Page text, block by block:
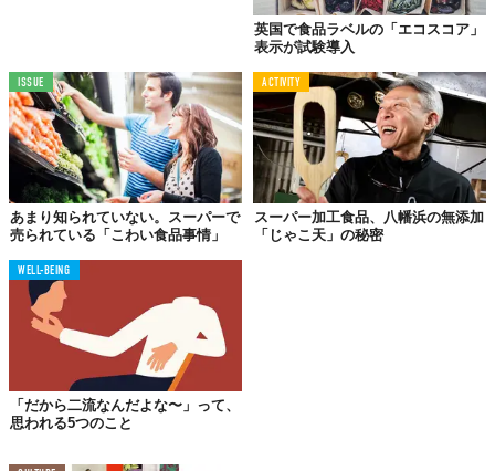
ジョージ国際保健研究所（George Institute for Global Health）
が、オーストラリアの主要スーパーマーケットで販売されている2
万7000点以上のパッケージ食品を調査しました。その結果、全体
の約4割に及ぶ製品が、サステナビリティや健康に関連する何らか
の主張をラベルに記載していることが判明しました。
法的定義の欠如による「意味のない」ラベル
研究チームのAlexandra Jones氏は、これらの表示の多くが独立し
た第三者機関による認証を受けておらず、メーカーの自己申告に
基づいている点を強く指摘しています。特に「ナチュラル（自
然）」という言葉には厳密な法的定義が存在しないことが多く、
消費者の健康志向を逆手に取ったマーケティング用語として機能
しているのが現状です。
環境配慮を謳う製品ほど排出量が高い逆説
英国で食品ラベルの「エコスコア」
表示が試験導入
ISSUE
あまり知られていない。スーパーで
売られている「こわい食品事情」
ACTIVITY
スーパー加工食品、八幡浜の無添加
「じゃこ天」の秘密
WELL-BEING
「だから二流なんだよな〜」って、
思われる5つのこと